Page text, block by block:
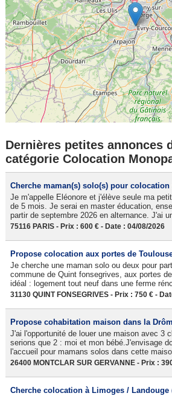
Dernières petites annonces
catégorie Colocation
Cherche maman(s) solo(s) pour colocation
Je m'appelle Eléonore et j'élève seule ma
de 5 mois. Je serai en master éducation,
partir de septembre 2026 en alternance. J'ai
75116 PARIS - Prix : 600 € - Date : 04/08/2026
Propose colocation aux portes de
Je cherche une maman solo ou deux pour
commune de Quint fonsegrives, aux portes
idéal : logement tout neuf dans une ferme
31130 QUINT FONSEGRIVES - Prix : 750 € -
Propose cohabitation maison dans la
J'ai l'opportunité de louer une maison avec 3
serions que 2 : moi et mon bébé.J'envisage
l'accueil pour mamans solos dans cette
26400 MONTCLAR SUR GERVANNE - Prix :
Cherche colocation à Limoges / Landouge